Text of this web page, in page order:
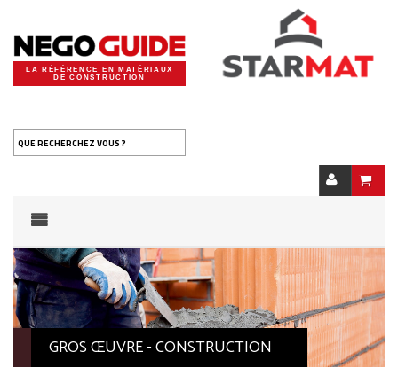
LA RÉFÉRENCE EN MATÉRIAUX
DE CONSTRUCTION
QUE RECHERCHEZ VOUS ?
GROS ŒUVRE - CONSTRUCTION